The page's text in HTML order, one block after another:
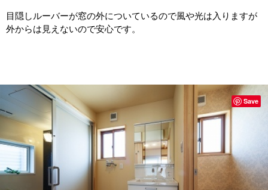
目隠しルーバーが窓の外についているので風や光は入りますが
外からは見えないので安心です。
Save